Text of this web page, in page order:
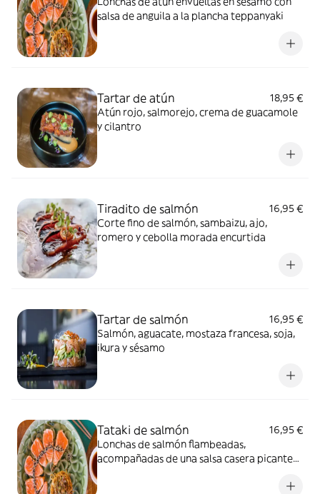
salsa de anguila a la plancha teppanyaki
Tartar de atún
18,95 €
Atún rojo, salmorejo, crema de guacamole
y cilantro
Tiradito de salmón
16,95 €
Corte fino de salmón, sambaizu, ajo,
romero y cebolla morada encurtida
Tartar de salmón
16,95 €
Salmón, aguacate, mostaza francesa, soja,
ikura y sésamo
Tataki de salmón
16,95 €
Lonchas de salmón flambeadas,
acompañadas de una salsa casera picante